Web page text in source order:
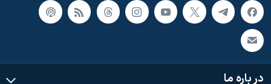
در باره ما